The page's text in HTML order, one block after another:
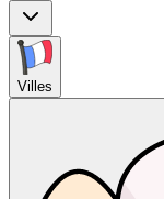
Villes